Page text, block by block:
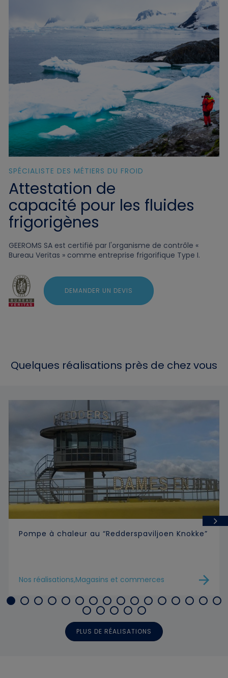
SPÉCIALISTE DES MÉTIERS DU FROID
Attestation de
capacité pour les fluides
frigorigènes
GEEROMS SA est certifié par l'organisme de contrôle «
Bureau Veritas » comme entreprise frigorifique Type I.
DEMANDER UN DEVIS
Quelques réalisations près de chez vous
Pompe à chaleur au “Redderspaviljoen Knokke”
Nos réalisations,Magasins et commerces
PLUS DE RÉALISATIONS